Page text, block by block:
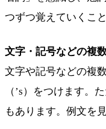
つずつ覚えていくこ
文字・記号などの複
文字や記号などの複
（’s）をつけます。
もあります。例文を